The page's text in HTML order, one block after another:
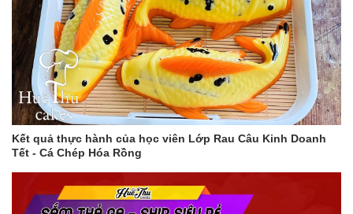
Kết quả thực hành của học viên Lớp Rau Câu Kinh Doanh
Tết - Cá Chép Hóa Rồng